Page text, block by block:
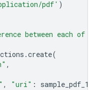
pdf' )
between each of
.create(
,
, "uri" : sample_pdf_1